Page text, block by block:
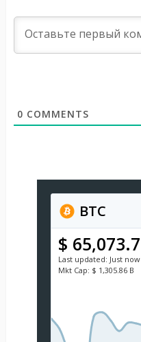
0 COMMENTS
BTC
$ 65,073.7
Last updated: Just now
Mkt Cap: $ 1,305.86 B